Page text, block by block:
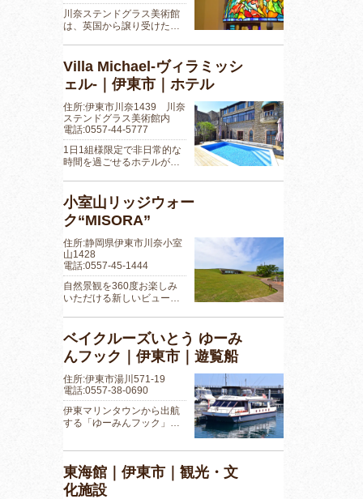
川奈ステンドグラス美術館
は、英国から譲り受けた…
Villa Michael-ヴィラミッシ
ェル-｜伊東市｜ホテル
住所:伊東市川奈1439 川奈
ステンドグラス美術館内
電話:0557-44-5777
1日1組様限定で非日常的な
時間を過ごせるホテルが…
小室山リッジウォー
ク“MISORA”
住所:静岡県伊東市川奈小室
山1428
電話:0557-45-1444
自然景観を360度お楽しみ
いただける新しいビュー…
ベイクルーズいとう ゆーみ
んフック｜伊東市｜遊覧船
住所:伊東市湯川571-19
電話:0557-38-0690
伊東マリンタウンから出航
する「ゆーみんフック」…
東海館｜伊東市｜観光・文
化施設